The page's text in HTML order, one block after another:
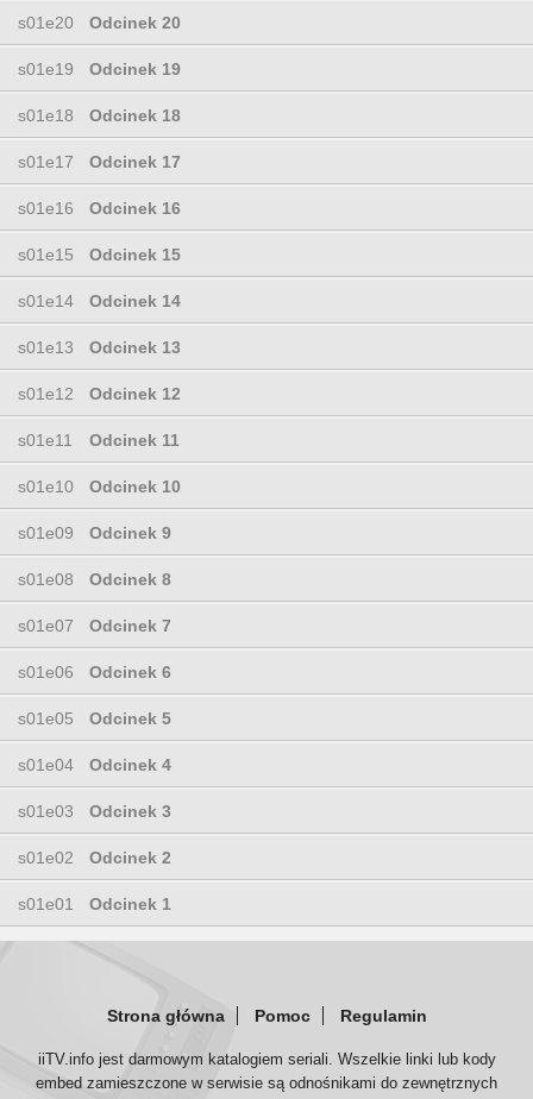
s01e20 Odcinek 20
s01e19 Odcinek 19
s01e18 Odcinek 18
s01e17 Odcinek 17
s01e16 Odcinek 16
s01e15 Odcinek 15
s01e14 Odcinek 14
s01e13 Odcinek 13
s01e12 Odcinek 12
s01e11 Odcinek 11
s01e10 Odcinek 10
s01e09 Odcinek 9
s01e08 Odcinek 8
s01e07 Odcinek 7
s01e06 Odcinek 6
s01e05 Odcinek 5
s01e04 Odcinek 4
s01e03 Odcinek 3
s01e02 Odcinek 2
s01e01 Odcinek 1
Strona główna Pomoc Regulamin
iiTV.info jest darmowym katalogiem seriali. Wszelkie linki lub kody
embed zamieszczone w serwisie są odnośnikami do zewnętrznych